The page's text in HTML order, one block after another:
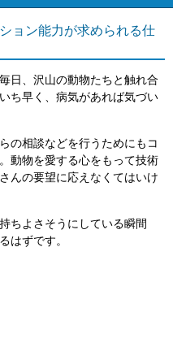
ョン能力が求められる仕
日、沢山の動物たちと触れ合
ち早く、病気があれば気づい
の相談などを行うためにもコ
動物を愛する心をもって技術
んの要望に応えなくてはいけ
ちよさそうにしている瞬間
はずです。